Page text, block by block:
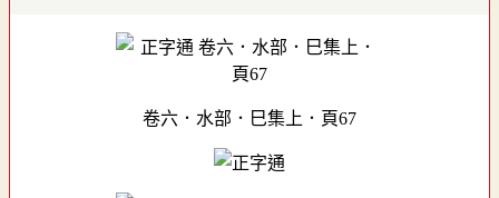
卷六．水部．巳集上．頁67